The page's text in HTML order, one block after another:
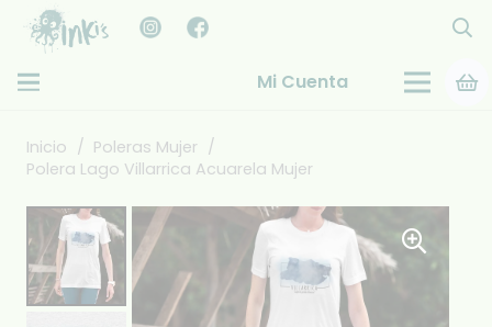
Mi Cuenta
Inicio / Poleras Mujer /
Polera Lago Villarrica Acuarela Mujer